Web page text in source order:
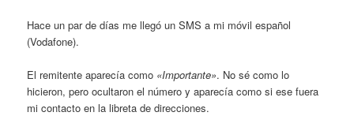
Hace un par de días me llegó un SMS a mi móvil español
(Vodafone).
El remitente aparecía como «Importante». No sé como lo
hicieron, pero ocultaron el número y aparecía como si ese fuera
mi contacto en la libreta de direcciones.